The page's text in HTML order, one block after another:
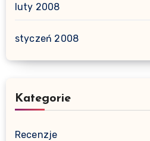
luty 2008
styczeń 2008
Kategorie
Recenzje